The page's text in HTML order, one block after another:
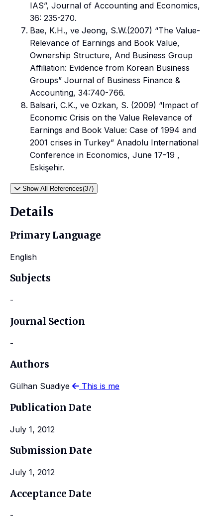
IAS”, Journal of Accounting and Economics,
36: 235-270.
Bae, K.H., ve Jeong, S.W.(2007) “The Value-
Relevance of Earnings and Book Value,
Ownership Structure, And Business Group
Affiliation: Evidence from Korean Business
Groups” Journal of Business Finance &
Accounting, 34:740-766.
Balsari, C.K., ve Ozkan, S. (2009) “Impact of
Economic Crisis on the Value Relevance of
Earnings and Book Value: Case of 1994 and
2001 crises in Turkey” Anadolu International
Conference in Economics, June 17-19 ,
Eskişehir.
Show All References(37)
Details
Primary Language
English
Subjects
-
Journal Section
-
Authors
Gülhan Suadiye This is me
Publication Date
July 1, 2012
Submission Date
July 1, 2012
Acceptance Date
-